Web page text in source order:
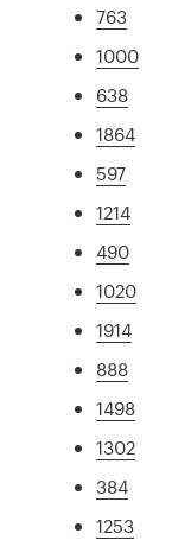
763
1000
638
1864
597
1214
490
1020
1914
888
1498
1302
384
1253